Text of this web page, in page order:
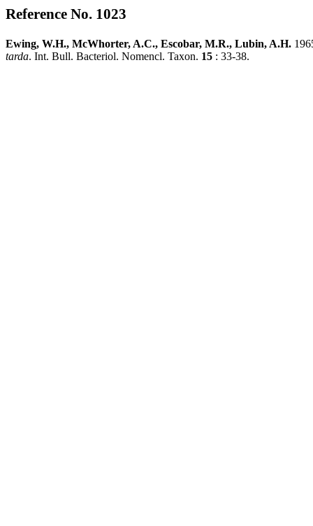
Reference No. 1023
Ewing, W.H., McWhorter, A.C., Escobar, M.R., Lubin, A.H.
tarda. Int. Bull. Bacteriol. Nomencl. Taxon. 15 : 33-38.